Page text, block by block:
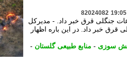
82024082
جنگلی قرق خبر داد. - مدیرکل
قرق خبر داد. در این باره اظهار
سوزی - منابع طبیعی گلستان -